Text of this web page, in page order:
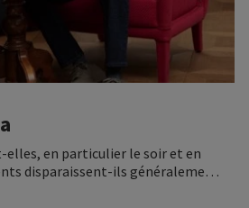
elles, en particulier le soir et en
disparaissent-ils généralement